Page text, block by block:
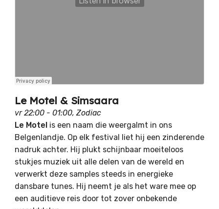
Le Motel & Simsaara
vr 22:00 - 01:00, Zodiac
Le Motel is een naam die weergalmt in ons
Belgenlandje. Op elk festival liet hij een zinderende
nadruk achter. Hij plukt schijnbaar moeiteloos
stukjes muziek uit alle delen van de wereld en
verwerkt deze samples steeds in energieke
dansbare tunes. Hij neemt je als het ware mee op
een auditieve reis door tot zover onbekende